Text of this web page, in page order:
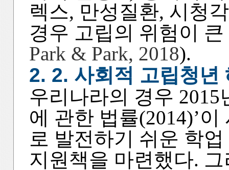
렉스, 만성질환, 시청
경우 고립의 위험이
Park & Park, 2018).
2. 2. 사회적 고립청년
우리나라의 경우 2015
에 관한 법률(2014)’
로 발전하기 쉬운 학
지원책을 마련했다.